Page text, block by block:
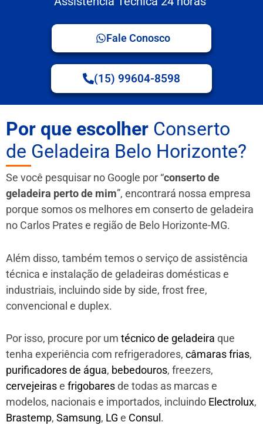
Fale Conosco
(15) 99604-8598
Por que escolher Conserto
de Geladeira Belo Horizonte?
Se você pesquisar no Google por “conserto de
geladeira perto de mim”, encontrará nossa empresa
porque somos os melhores em conserto de geladeira
no Carlos Prates e região de Belo Horizonte-MG.
Além disso, também temos o serviço de assistência
técnica e instalação de geladeiras domésticas e
industriais, incluindo side by side, frost free,
convencional e duplex.
Por isso, procure por um técnico de geladeira que
tenha experiência com refrigeradores, câmaras frias,
purificadores de água, bebedouros, freezers,
cervejeirase frigobaresde todas as marcas e
modelos, nacionais e importados, incluindo Electrolux,
Brastemp, Samsung, LG e Consul .